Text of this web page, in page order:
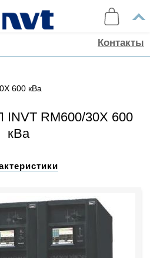
Контакты
600 кВа
RM600/30X 600
кВа